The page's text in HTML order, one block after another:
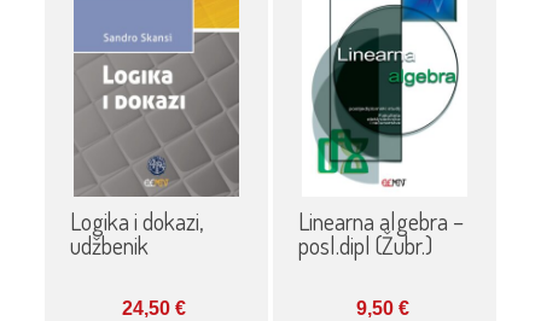
Logika i dokazi,
udžbenik
24,50€
Linearna algebra –
posl.dipl (Žubr.)
9,50 €